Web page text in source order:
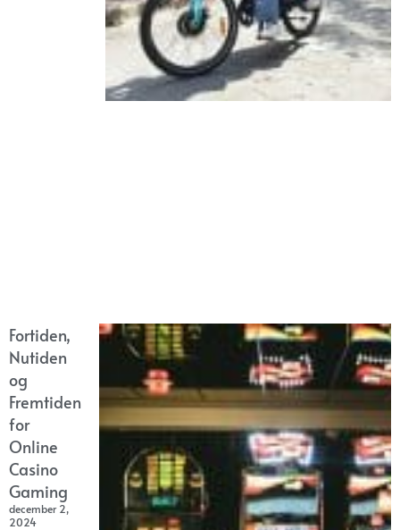
Fortiden,
Nutiden
og
Fremtiden
for
Online
Casino
Gaming
december 2,
2024